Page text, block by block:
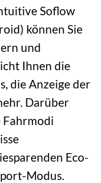
Soflow
können Sie
und
Ihnen die
die Anzeige der
Darüber
Fahrmodi
Eco-
Modus.